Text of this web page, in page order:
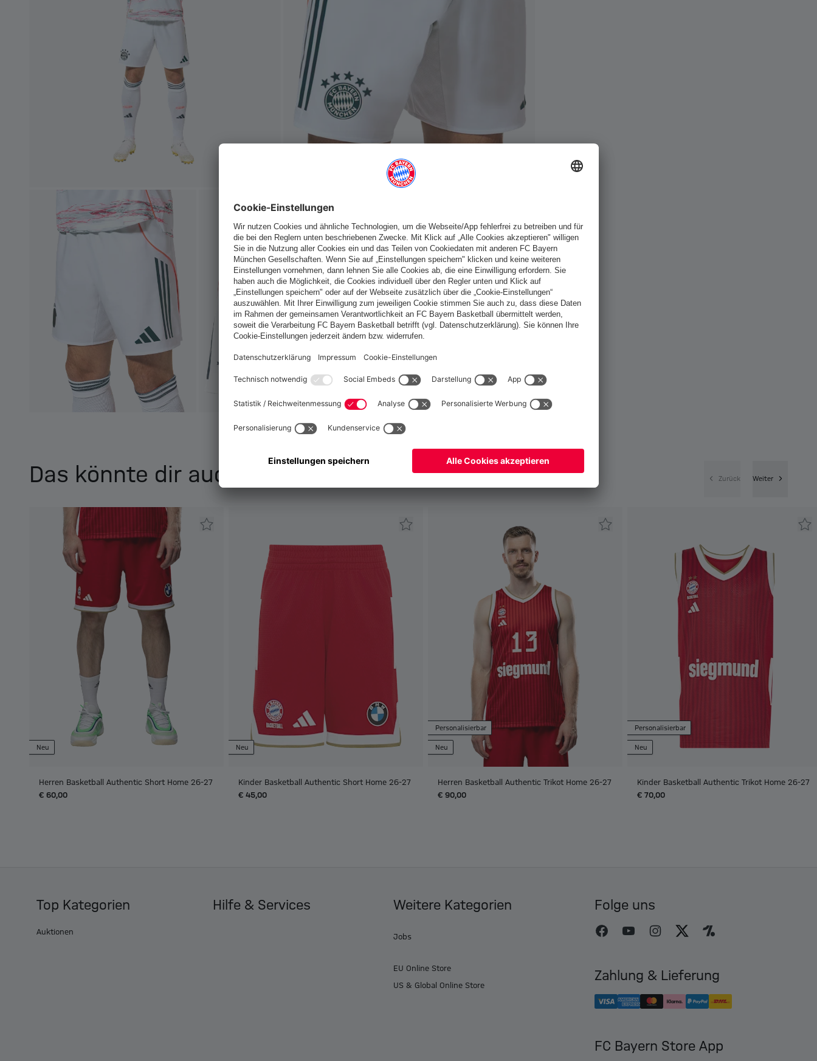
Das könnte dir auch gefallen Zurück Weiter
Neu
Herren Basketball Authentic Short Home 26-27
€ 60,00
Neu
Kinder Basketball Authentic Short Home 26-27
€ 45,00
Personalisierbar
Neu
Herren Basketball Authentic Trikot Home 26-27
€ 90,00
Personalisierbar
Neu
Kinder Basketball Authentic Trikot Home 26-27
€ 70,00
Top Kategorien
Auktionen
Hilfe & Services Weitere Kategorien
Jobs
EU Online Store
US & Global Online Store
Folge uns
Zahlung & Lieferung
FC Bayern Store App
Möchtest du im Store Österreichbleiben?
Ja,Österreich, um dorthin zu liefern!